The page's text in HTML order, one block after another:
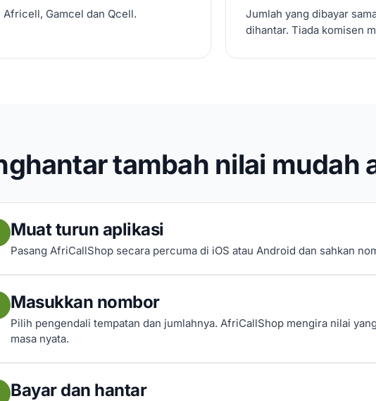
Africell, Gamcel dan Qcell.
Jumlah yang dibayar
dihantar. Tiada komisen
tambah nilai mudah
Muat turun aplikasi
Pasang AfriCallShop secara percuma di iOS atau Android dan sahkan
Masukkan nombor
Pilih pengendali tempatan dan jumlahnya. AfriCallShop mengira nilai
masa nyata.
Bayar dan hantar